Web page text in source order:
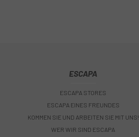
ESCAPA
ESCAPA STORES
ESCAPA EINES FREUNDES
KOMMEN SIE UND ARBEITEN SIE MIT UNS!
WER WIR SIND ESCAPA